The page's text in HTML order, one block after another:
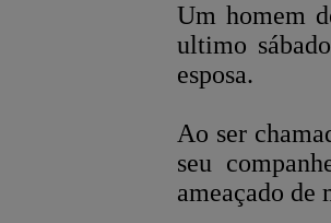
Um homem
ultimo
esposa.
Ao ser
seu
ameaçado de